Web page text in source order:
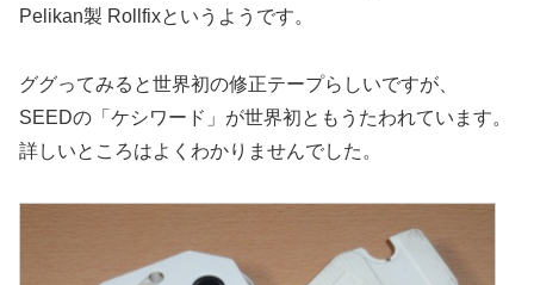
Pelikan製 Rollfixというようです。
ググってみると世界初の修正テープらしいですが、
SEEDの「ケシワード」が世界初ともうたわれています。
詳しいところはよくわかりませんでした。